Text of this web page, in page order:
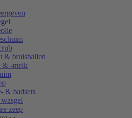
& bruisballen
& -melk
& badsets
zeep